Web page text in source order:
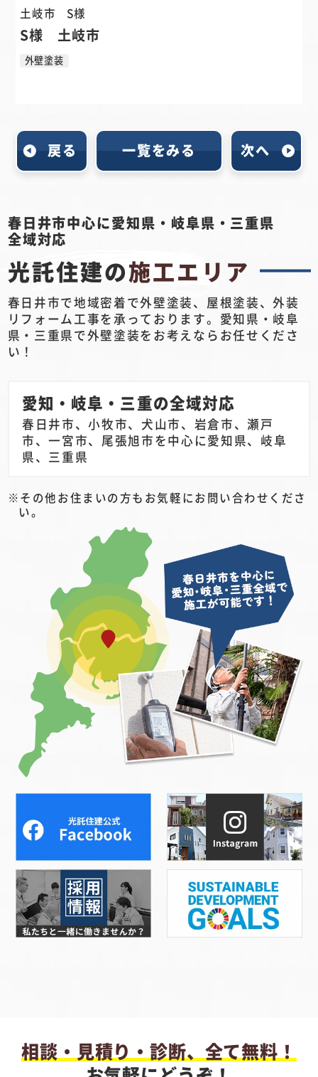
土岐市 S様
S様 土岐市
外壁塗装
戻る 一覧をみる 次へ
春日井市中心に愛知県・岐阜県・三重県
全域対応
光託住建の施工エリア
春日井市で地域密着で外壁塗装、屋根塗装、外装
リフォーム工事を承っております。愛知県・岐阜
県・三重県で外壁塗装をお考えならお任せくださ
い！
愛知・岐阜・三重の全域対応
春日井市、小牧市、犬山市、岩倉市、瀬戸
市、一宮市、尾張旭市を中心に愛知県、岐阜
県、三重県
その他お住まいの方もお気軽にお問い合わせくださ
い。
相談・見積り・診断、全て無料！